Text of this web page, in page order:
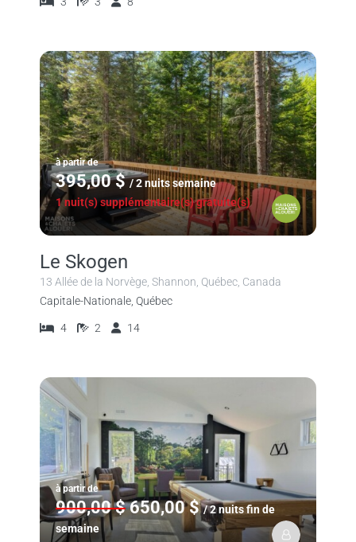
à partir de
395,00 $ / 2 nuits semaine
1 nuit(s) supplémentaire(s) gratuite(s)
Le Skogen
13 Allée de la Norvège, Shannon, Québec, Canada
Capitale-Nationale, Québec
4 2 14
à partir de
900,00 $ 650,00 $ / 2 nuits fin de
semaine